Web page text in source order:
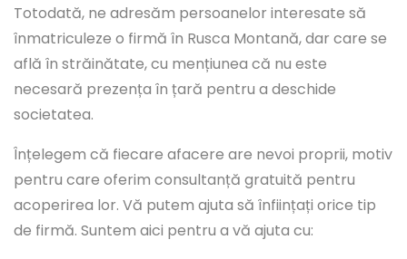
Totodată, ne adresăm persoanelor interesate să
înmatriculeze o firmă în Rusca Montană, dar care se
află în străinătate, cu mențiunea că nu este
necesară prezența în țară pentru a deschide
societatea.
Înțelegem că fiecare afacere are nevoi proprii, motiv
pentru care oferim consultanță gratuită pentru
acoperirea lor. Vă putem ajuta să înființați orice tip
de firmă. Suntem aici pentru a vă ajuta cu: